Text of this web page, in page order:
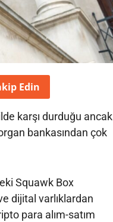
Edin
karşı durduğu ancak
bankasından çok
Squawk Box
dijital varlıklardan
para alım-satım